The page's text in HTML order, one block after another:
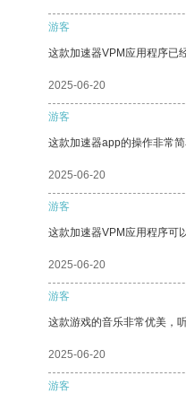
游客
这款加速器VPM应用程序已
2025-06-20
游客
这款加速器app的操作非常
2025-06-20
游客
这款加速器VPM应用程序可
2025-06-20
游客
这款游戏的音乐非常优美，
2025-06-20
游客